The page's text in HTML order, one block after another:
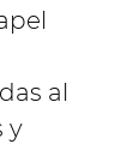
al
y